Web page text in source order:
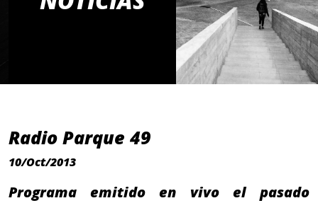
Radio Parque 49
10/Oct/2013
Programa emitido en vivo el pasado